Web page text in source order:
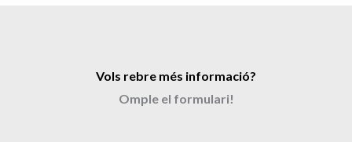
Vols rebre més informació?
Omple el formulari!